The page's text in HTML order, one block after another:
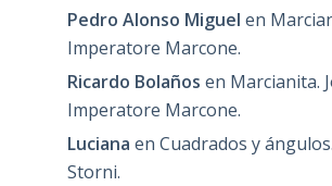
Pedro Alonso Miguel en
Imperatore Marcone.
Ricardo Bolaños en Marcianita.
Imperatore Marcone.
Luciana en Cuadrados y
Storni.